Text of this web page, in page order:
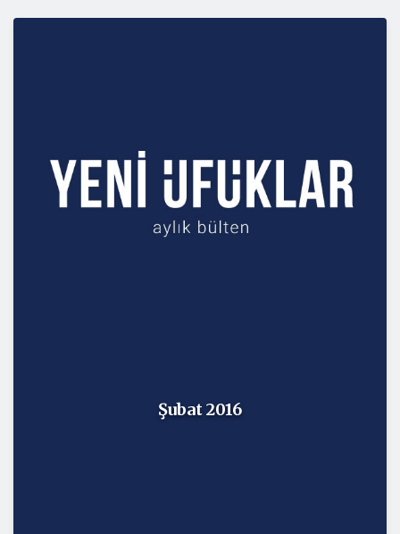
Şubat 2016